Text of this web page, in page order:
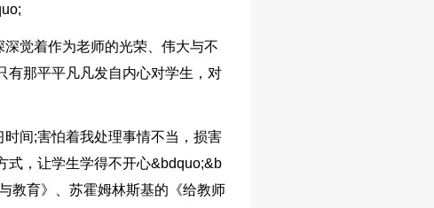
觉着作为老师的光荣、伟大与不
有那平平凡凡发自内心对学生，对
间;害怕着我处理事情不当，损害
式，让学生学得不开心&bdquo;&b
教育》、苏霍姆林斯基的《给教师